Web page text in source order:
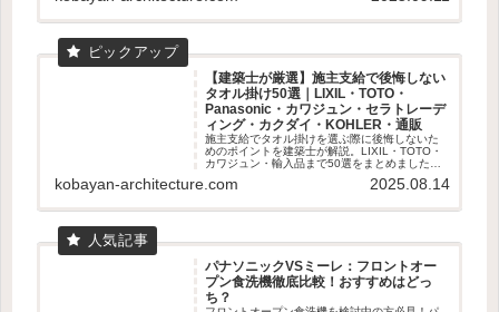
【建築士が厳選】施主支給で後悔しない
タオル掛け50選｜LIXIL・TOTO・
Panasonic・カワジュン・セラトレーデ
ィング・カクダイ・KOHLER・通販
施主支給でタオル掛けを選ぶ際に後悔しないた
めのポイントを建築士が解説。LIXIL・TOTO・
カワジュン・輸入品まで50選をまとめました。
kobayan-architecture.com 2025.08.14
パナソニックVSミーレ：フロントオー
プン食洗機徹底比較！おすすめはどっ
ち？